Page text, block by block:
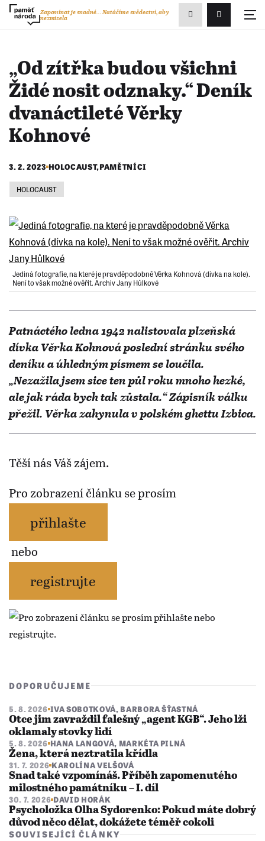
Přihlášení/
Zapomínat je snadné...Natáčíme svědectví, aby
nezmizela
Zobrazit
vyhledávání
„Od zítřka budou všichni
Židé nosit odznaky.“ Deník
dvanáctileté Věrky
Kohnové
3. 2. 2023 HOLOCAUST,PAMĚTNÍCI
HOLOCAUST
Jediná fotografie, na které je pravděpodobně Věrka Kohnová (dívka na kole).
Není to však možné ověřit. Archiv Jany Hůlkové
Patnáctého ledna 1942 nalistovala plzeňská
dívka Věrka Kohnová poslední stránku svého
deníku a úhledným písmem se loučila.
„Nezažila jsem sice ten půl roku mnoho hezké,
ale jak ráda bych tak zůstala.“ Zápisník válku
přežil. Věrka zahynula v polském ghettu Izbica.
Těší nás Váš zájem.
Pro zobrazení článku se prosím
přihlašte
nebo
registrujte
DOPORUČUJEME
5. 8. 2026 IVA SOBOTKOVÁ, BARBORA ŠŤASTNÁ
Otce jim zavraždil falešný „agent KGB“. Jeho lži
oklamaly stovky lidí
5. 8. 2026 HANA LANGOVÁ, MARKÉTA PILNÁ
Žena, která neztratila křídla
31. 7. 2026 KAROLÍNA VELŠOVÁ
Snad také vzpomínáš. Příběh zapomenutého
milostného památníku – I. díl
30. 7. 2026 DAVID HORÁK
Psycholožka Olha Sydorenko: Pokud máte dobrý
důvod něco dělat, dokážete téměř cokoli
SOUVISEJÍCÍ ČLÁNKY